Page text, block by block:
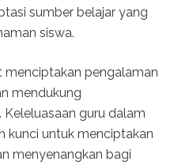
sumber belajar yang
siswa.
menciptakan pengalaman
mendukung
guru dalam
kunci untuk menciptakan
menyenangkan bagi